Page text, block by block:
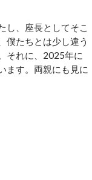
、座長としてそこ
僕たちとは少し違う
それに、2025年に
ます。両親にも見に